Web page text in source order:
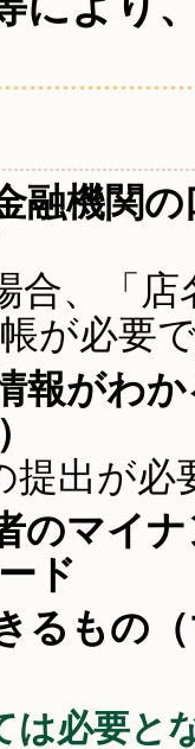
機関の
合、「
が必要
がわ
提出が
マイナ
ド
もの
は必要と